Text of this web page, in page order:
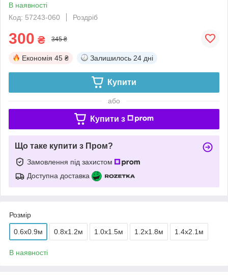
В наявності
Код: 57243-060
Роздріб
300 ₴ 345 ₴
Економія 45 ₴ Залишилось 24 дні
Купити
або
Купити з
Що таке купити з Пром?
Замовлення під захистом
Доступна доставка
Розмір
0.6x0.9м 0.8x1.2м 1.0x1.5м 1.2x1.8м 1.4x2.1м
В наявності